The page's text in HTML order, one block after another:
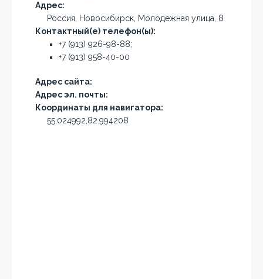
Адрес:
Россия, Новосибирск, Молодежная улица, 8
Контактный(е) телефон(ы):
+7 (913) 926-98-88;
+7 (913) 958-40-00
Адрес сайта:
Адрес эл. почты:
Координаты для навигатора:
55.024992,82.994208